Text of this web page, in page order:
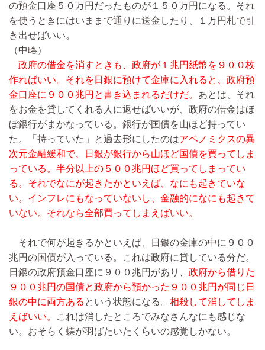
の預金口座５０万円だったものが１５０万円になる。それ
を使うときにはいままで通りに送金したり、１万円札で引
き出せばいい。
（中略）
政府の借金を消すときも、政府が１兆円紙幣を９００枚
作ればいい。それを日銀に預けて金庫に入れると、政府預
金口座に９００兆円と書き込まれるだけだ。 あとは、それ
をお金を貸してくれる人に返せばいいが、政府の借金はほ
ぼ銀行がまかなっている。銀行が国債を山ほど持ってい
た。「持っていた」と過去形にしたのはアベノミクスの異
次元金融緩和で、日銀が銀行から山ほど国債を買ってしま
っている。半分以上の５００兆円ほど買ってしまってい
る。それでなにが起きたかといえば、なにも起きていな
い。インフレにもなっていないし、金融的になにも起きて
いない。それなら全部買ってしまえばいい。
それで何が起きるかといえば、日銀の金庫の中に９００
兆円の国債が入っている。これは政府に貸している分だ。
日銀の政府預金口座に９００兆円があり、 政府から借りた
９００兆円の国債と政府から預かった９００兆円が同じ日
銀の中に両方ある という状態になる。 相殺して消してしま
えばいい。
これは消したところでみなさんなにも感じな
い。おそらく蝶が羽ばたいたくらいの感覚しかない。